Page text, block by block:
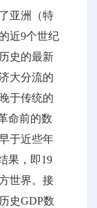
亚洲（特
近9个世纪
史的最新
大分流的
于传统的
命前的数
于近些年
果，即19
世界。接
史GDP数